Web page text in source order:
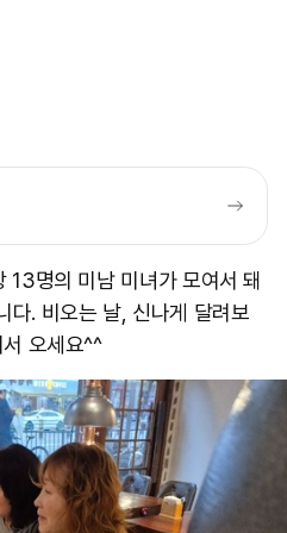
13명의 미남 미녀가 모여서 돼
다. 비오는 날, 신나게 달려보
오세요^^